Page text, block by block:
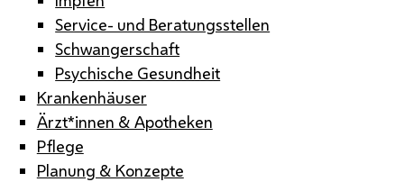
Service- und Beratungsstellen
Schwangerschaft
Psychische Gesundheit
Krankenhäuser
Ärzt*innen & Apotheken
Pflege
Planung & Konzepte